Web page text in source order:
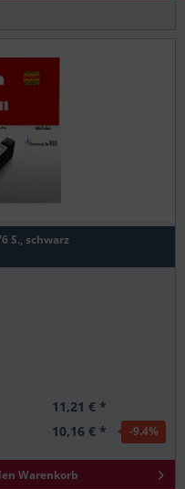
S., schwarz
11,21 € *
10,16 € * -9.4%
Warenkorb